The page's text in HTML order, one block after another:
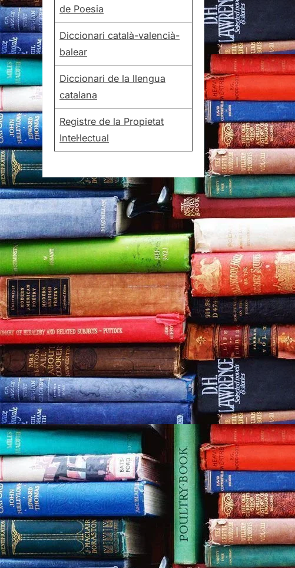
de Poesia
Diccionari català-valencià-
balear
Diccionari de la llengua
catalana
Registre de la Propietat
Intel·lectual